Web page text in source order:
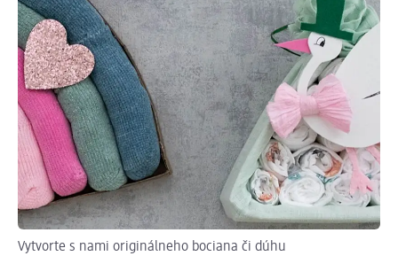
Vytvorte s nami originálneho bociana či dúhu